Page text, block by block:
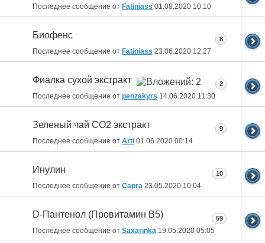
Последнее сообщение от Fatiniass 01.08.2020 10:10
Биофенс
Последнее сообщение от Fatiniass 23.06.2020 12:27
8
Фиалка сухой экстракт
Последнее сообщение от penzakyrs 14.06.2020 11:30
2
Зеленый чай СО2 экстракт
Последнее сообщение от Arti 01.06.2020 00:14
9
Инулин
Последнее сообщение от Capra 23.05.2020 10:04
10
D-Пантенол (Провитамин B5)
Последнее сообщение от Saxarinka 19.05.2020 05:05
59